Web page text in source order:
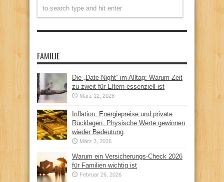
FAMILIE
Die „Date Night“ im Alltag: Warum Zeit
zu zweit für Eltern essenziell ist
März 12, 2026
Inflation, Energiepreise und private
Rücklagen: Physische Werte gewinnen
wieder Bedeutung
März 3, 2026
Warum ein Versicherungs-Check 2026
für Familien wichtig ist
Februar 26, 2026